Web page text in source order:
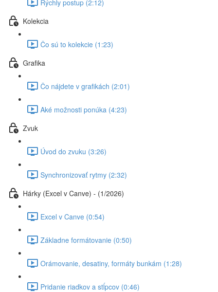
Rýchly postup (2:12)
Kolekcia
Čo sú to kolekcie (1:23)
Grafika
Čo nájdete v grafikách (2:01)
Aké možnosti ponúka (4:23)
Zvuk
Úvod do zvuku (3:26)
Synchronizovať rytmy (2:32)
Hárky (Excel v Canve) - (1/2026)
Excel v Canve (0:54)
Základne formátovanie (0:50)
Orámovanie, desatiny, formáty bunkám (1:28)
Pridanie riadkov a stĺpcov (0:46)